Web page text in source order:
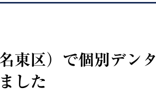
東区）で個別デンタ
した